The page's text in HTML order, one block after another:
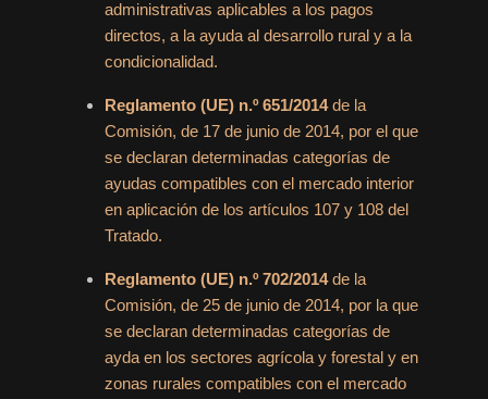
administrativas aplicables a los pagos
directos, a la ayuda al desarrollo rural y a la
condicionalidad.
Reglamento (UE) n.º 651/2014 de la
Comisión, de 17 de junio de 2014, por el que
se declaran determinadas categorías de
ayudas compatibles con el mercado interior
en aplicación de los artículos 107 y 108 del
Tratado.
Reglamento (UE) n.º 702/2014 de la
Comisión, de 25 de junio de 2014, por la que
se declaran determinadas categorías de
ayda en los sectores agrícola y forestal y en
zonas rurales compatibles con el mercado